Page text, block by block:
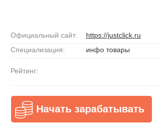
Официальный сайт:
https://justclick.ru
Специализация:
инфо товары
Рейтинг:
Начать зарабатывать